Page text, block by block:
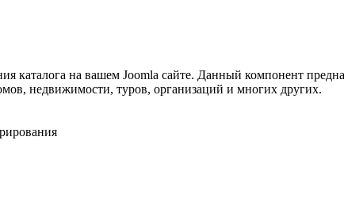
каталога на вашем Joomla сайте. Данный компонент
недвижимости, туров, организаций и многих других.